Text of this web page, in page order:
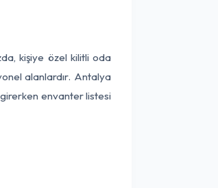
kişiye özel kilitli oda
alanlardır. Antalya
envanter listesi